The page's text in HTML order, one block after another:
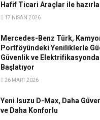
Hafif Ticari Araçlar ile
17 NISAN 2026
Mercedes-Benz Türk,
Portföyündeki Yeniliklerle
Güvenlik ve
Başlatıyor
26 MART 2026
Yeni Isuzu D-Max, Daha
ve Daha Konforlu